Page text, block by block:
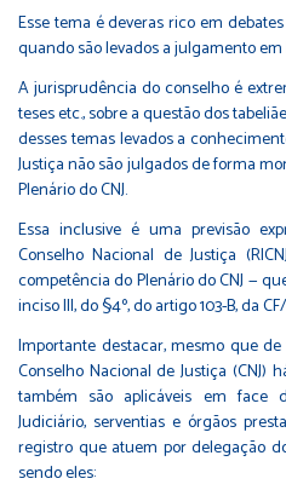
Esse tema é deveras rico em
quando são levados a julgamento em
A jurisprudência do conselho é
teses etc., sobre a questão dos
desses temas levados a
Justiça não são julgados de forma
Plenário do CNJ.
Essa inclusive é uma previsão
Conselho Nacional de Justiça
competência do Plenário do CNJ —
inciso III, do §4º, do artigo 103-B, da
Importante destacar, mesmo que
Conselho Nacional de Justiça (CNJ)
também são aplicáveis em face
Judiciário, serventias e órgãos
registro que atuem por delegação
sendo eles: